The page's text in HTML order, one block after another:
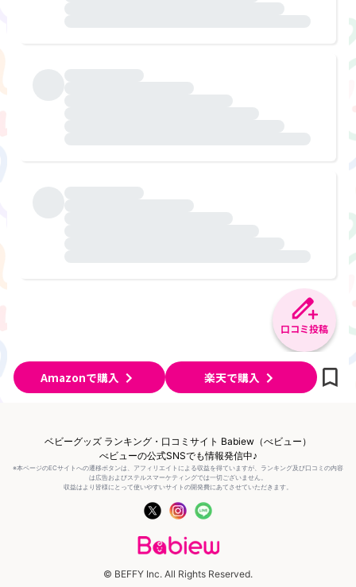
口コミ投稿
Amazonで購入 楽天で購入
ベビーグッズ ランキング・口コミサイト Babiew（べビュー）
べビューの公式SNSでも情報発信中♪
※本ページのECサイトへの遷移ボタンは、アフィリエイトによる収益を得ていますが、ランキング及び口コミの内容
は広告およびステルスマーケティングでは一切ございません。
収益はより皆様にとって使いやすいサイトの開発費にあてさせていただきます。
© BEFFY Inc. All Rights Reserved.